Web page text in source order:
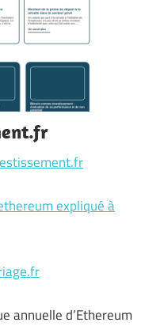
expliqué à
annuelle d’Ethereum